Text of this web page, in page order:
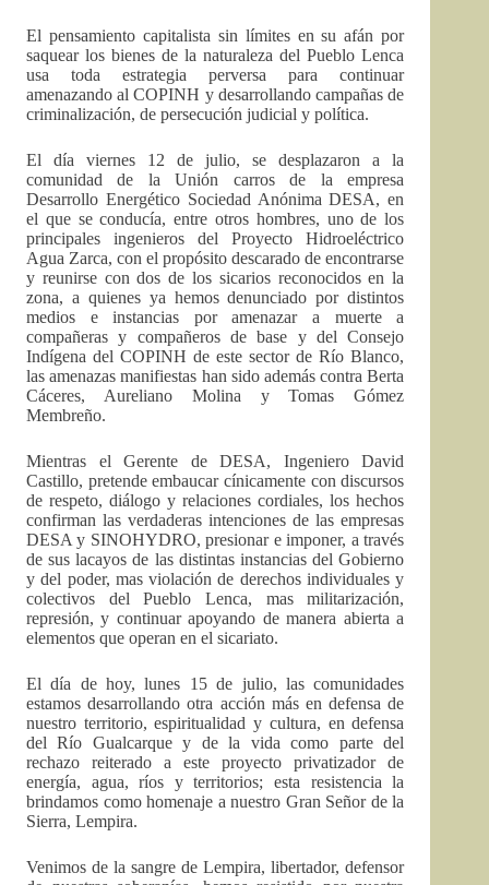
El pensamiento capitalista sin límites en su afán por
saquear los bienes de la naturaleza del Pueblo Lenca
usa toda estrategia perversa para continuar
amenazando al COPINH y desarrollando campañas de
criminalización, de persecución judicial y política.
El día viernes 12 de julio, se desplazaron a la
comunidad de la Unión carros de la empresa
Desarrollo Energético Sociedad Anónima DESA, en
el que se conducía, entre otros hombres, uno de los
principales ingenieros del Proyecto Hidroeléctrico
Agua Zarca, con el propósito descarado de encontrarse
y reunirse con dos de los sicarios reconocidos en la
zona, a quienes ya hemos denunciado por distintos
medios e instancias por amenazar a muerte a
compañeras y compañeros de base y del Consejo
Indígena del COPINH de este sector de Río Blanco,
las amenazas manifiestas han sido además contra Berta
Cáceres, Aureliano Molina y Tomas Gómez
Membreño.
Mientras el Gerente de DESA, Ingeniero David
Castillo, pretende embaucar cínicamente con discursos
de respeto, diálogo y relaciones cordiales, los hechos
confirman las verdaderas intenciones de las empresas
DESA y SINOHYDRO, presionar e imponer, a través
de sus lacayos de las distintas instancias del Gobierno
y del poder, mas violación de derechos individuales y
colectivos del Pueblo Lenca, mas militarización,
represión, y continuar apoyando de manera abierta a
elementos que operan en el sicariato.
El día de hoy, lunes 15 de julio, las comunidades
estamos desarrollando otra acción más en defensa de
nuestro territorio, espiritualidad y cultura, en defensa
del Río Gualcarque y de la vida como parte del
rechazo reiterado a este proyecto privatizador de
energía, agua, ríos y territorios; esta resistencia la
brindamos como homenaje a nuestro Gran Señor de la
Sierra, Lempira.
Venimos de la sangre de Lempira, libertador, defensor